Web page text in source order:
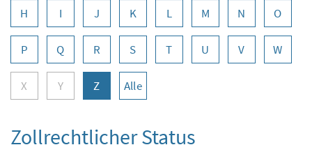
H I J K L M N O
P Q R S T U V W
X Y Z Alle
Zollrechtlicher Status